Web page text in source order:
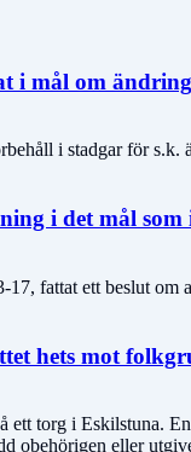
i mål om
i stadgar för
i det mål
fattat ett beslut om
hets mot
ett torg i Eskilstuna.
obehörigen eller